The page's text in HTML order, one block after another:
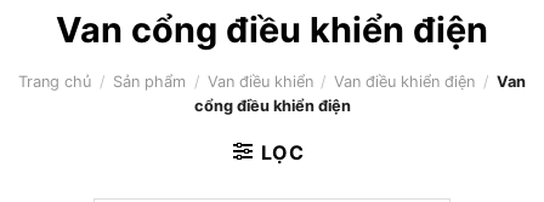
Van cổng điều khiển điện
Trang chủ / Sản phẩm / Van điều khiển / Van điều khiển điện / Van
cổng điều khiển điện
LỌC